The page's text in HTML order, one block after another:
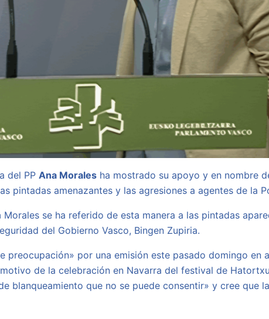
del PP Ana Morales ha mostrado su apoyo y en nombre
pintadas amenazantes y las agresiones a agentes de la
se ha referido de esta manera a las pintadas
del Gobierno Vasco, Bingen Zupiria.
preocupación» por una emisión este pasado domingo en
de la celebración en Navarra del festival de
blanqueamiento que no se puede consentir» y cree que